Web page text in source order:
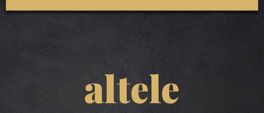
altele